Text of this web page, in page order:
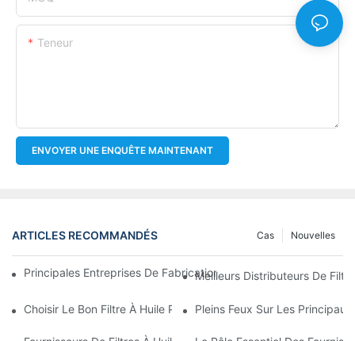
Teneur
ENVOYER UNE ENQUÊTE MAINTENANT
ARTICLES RECOMMANDÉS Nouvelles
Cas
Principales Entreprises De Fabrication De Filtres À Huile : Un
Meilleurs Distributeurs De
Choisir Le Bon Filtre À Huile Pour Votre Modèle De Véhicule :
Pleins Feux Sur Les